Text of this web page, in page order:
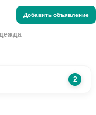
Добавить объявление
2